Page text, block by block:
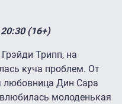
(16+)
Трипп, на
куча проблем. От
любовница Дин Сара
молоденькая